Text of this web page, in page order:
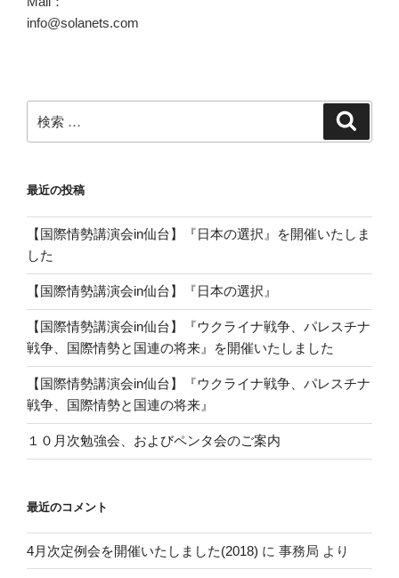
info@solanets.com
索:
最近の投稿
【国際情勢講演会in仙台】『日本の選択』を開催いたしま
した
【国際情勢講演会in仙台】『日本の選択』
【国際情勢講演会in仙台】『ウクライナ戦争、パレスチナ
戦争、国際情勢と国連の将来』を開催いたしました
【国際情勢講演会in仙台】『ウクライナ戦争、パレスチナ
戦争、国際情勢と国連の将来』
１０月次勉強会、およびペンタ会のご案内
最近のコメント
4月次定例会を開催いたしました(2018) に 事務局 より